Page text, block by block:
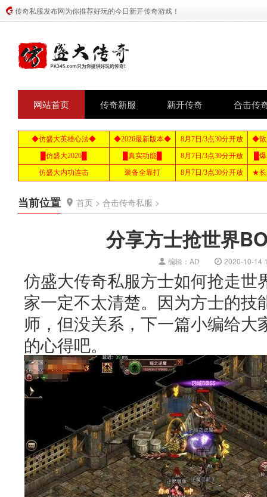
传奇私服发布网为你推荐好玩的今日新开传奇游戏！
网站首页 传奇新服 新开传奇 合击传
当前位置 首页 > 合击传奇私服 >
分享方士抢世界
编辑：AD 2020-10-14
仿盛大传奇私服方士如何抢走世
家一定不太清楚。因为方士的技
师，但没关系，下一篇小编给大
的心得吧。